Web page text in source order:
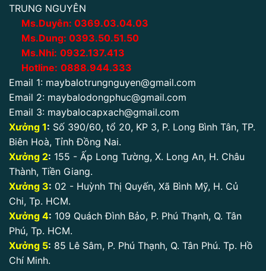
TRUNG NGUYÊN
Ms.Duyên: 0369.03.04.03
Ms.Dung: 0393.50.51.50
Ms.Nhi: 0932.137.413
Hotline: 0888.944.333
Email 1: maybalotrungnguyen@gmail.com
Email 2: maybalodongphuc@gmail.com
Email 3: maybalocapxach@gmail.com
Xưởng 1: Số 390/60, tổ 20, KP 3, P. Long Bình Tân, TP.
Biên Hoà, Tỉnh Đồng Nai.
Xưởng 2: 155 - Ấp Long Tường, X. Long An, H. Châu
Thành, Tiền Giang.
Xưởng 3: 02 - Huỳnh Thị Quyến, Xã Bình Mỹ, H. Củ
Chi, Tp. HCM.
Xưởng 4: 109 Quách Đình Bảo, P. Phú Thạnh, Q. Tân
Phú, Tp. HCM.
Xưởng 5: 85 Lê Sâm, P. Phú Thạnh, Q. Tân Phú. Tp. Hồ
Chí Minh.